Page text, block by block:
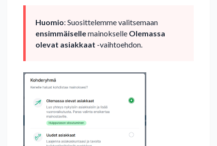
Huomio: Suosittelemme valitsemaan
ensimmäisellemainokselle Olemassa
olevat asiakkaat -vaihtoehdon.